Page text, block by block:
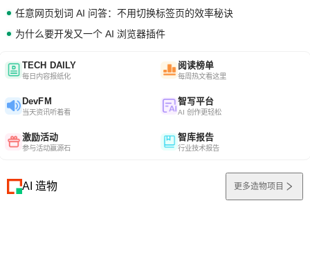
任意网页划词 AI 问答：不用切换标签页的效率秘诀
为什么要开发又一个 AI 浏览器插件
TECH DAILY
每日内容报纸化
阅读榜单
每周热文看这里
DevFM
当天资讯听着看
智写平台
AI 创作更轻松
激励活动
参与活动赢源石
智库报告
行业技术报告
AI 造物 更多造物项目